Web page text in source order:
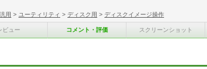
用 > ユーティリティ > ディスク用 > ディスクイメージ操作
ビュー コメント・評価 スクリーンショット